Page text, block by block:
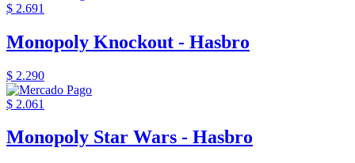
$ 2.691
Monopoly Knockout - Hasbro
$ 2.290
$ 2.061
Monopoly Star Wars - Hasbro